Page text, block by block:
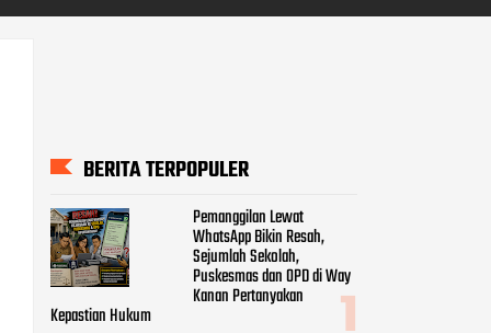
BERITA TERPOPULER
Pemanggilan Lewat
WhatsApp Bikin Resah,
Sejumlah Sekolah,
Puskesmas dan OPD di Way
Kanan Pertanyakan
Kepastian Hukum